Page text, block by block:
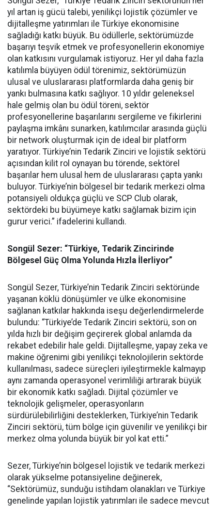
yıl artan iş gücü talebi, yenilikçi lojistik çözümler ve
dijitalleşme yatırımları ile Türkiye ekonomisine
sağladığı katkı büyük. Bu ödüllerle, sektörümüzde
başarıyı teşvik etmek ve profesyonellerin ekonomiye
olan katkısını vurgulamak istiyoruz. Her yıl daha fazla
katılımla büyüyen ödül törenimiz, sektörümüzün
ulusal ve uluslararası platformlarda daha geniş bir
yankı bulmasına katkı sağlıyor. 10 yıldır geleneksel
hale gelmiş olan bu ödül töreni, sektör
profesyonellerine başarılarını sergileme ve fikirlerini
paylaşma imkânı sunarken, katılımcılar arasında güçlü
bir network oluşturmak için de ideal bir platform
yaratıyor. Türkiye’nin Tedarik Zinciri ve lojistik sektörü
açısından kilit rol oynayan bu törende, sektörel
başarılar hem ulusal hem de uluslararası çapta yankı
buluyor. Türkiye’nin bölgesel bir tedarik merkezi olma
potansiyeli oldukça güçlü ve SCP Club olarak,
sektördeki bu büyümeye katkı sağlamak bizim için
gurur verici.” ifadelerini kullandı.
Songül Sezer: “Türkiye, Tedarik Zincirinde
Bölgesel Güç Olma Yolunda Hızla İlerliyor”
Songül Sezer, Türkiye’nin Tedarik Zinciri sektöründe
yaşanan köklü dönüşümler ve ülke ekonomisine
sağlanan katkılar hakkında iseşu değerlendirmelerde
bulundu: “Türkiye’de Tedarik Zinciri sektörü, son on
yılda hızlı bir değişim geçirerek global anlamda da
rekabet edebilir hale geldi. Dijitalleşme, yapay zeka ve
makine öğrenimi gibi yenilikçi teknolojilerin sektörde
kullanılması, sadece süreçleri iyileştirmekle kalmayıp
aynı zamanda operasyonel verimliliği artırarak büyük
bir ekonomik katkı sağladı. Dijital çözümler ve
teknolojik gelişmeler, operasyonların
sürdürülebilirliğini desteklerken, Türkiye’nin Tedarik
Zinciri sektörü, tüm bölge için güvenilir ve yenilikçi bir
merkez olma yolunda büyük bir yol kat etti.”
Sezer, Türkiye’nin bölgesel lojistik ve tedarik merkezi
olarak yükselme potansiyeline değinerek,
“Sektörümüz, sunduğu istihdam olanakları ve Türkiye
genelinde yapılan lojistik yatırımları ile sadece mevcut